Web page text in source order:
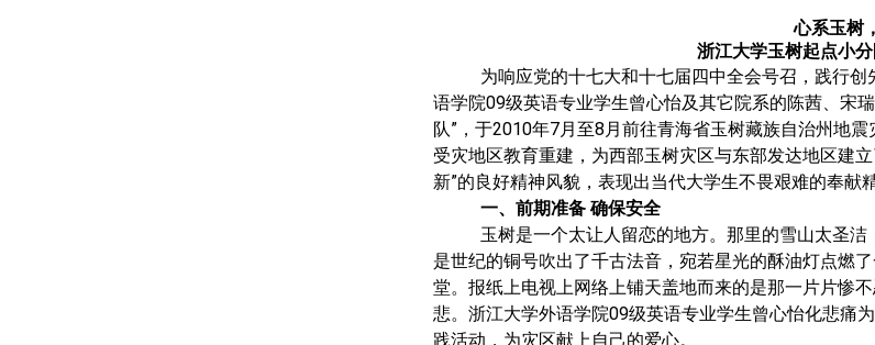
心系玉树
浙江大学玉树起点小
为响应党的十七大和十七届四中全会号召，践行
语学院09级英语专业学生曾心怡及其它院系的陈茜、宋
队”，于2010年7月至8月前往青海省玉树藏族自治州地
受灾地区教育重建，为西部玉树灾区与东部发达地区建
新”的良好精神风貌，表现出当代大学生不畏艰难的奉献精
一、前期准备 确保安全
玉树是一个太让人留恋的地方。那里的雪山太圣
是世纪的铜号吹出了千古法音，宛若星光的酥油灯点燃
堂。报纸上电视上网络上铺天盖地而来的是那一片片惨
悲。浙江大学外语学院09级英语专业学生曾心怡化悲痛
践活动，为灾区献上自己的爱心。